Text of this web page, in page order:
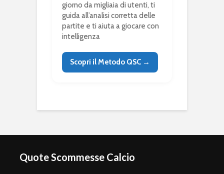
giorno da migliaia di utenti, ti
guida all’analisi corretta delle
partite e ti aiuta a giocare con
intelligenza
Scopri il Metodo QSC →
Quote Scommesse Calcio